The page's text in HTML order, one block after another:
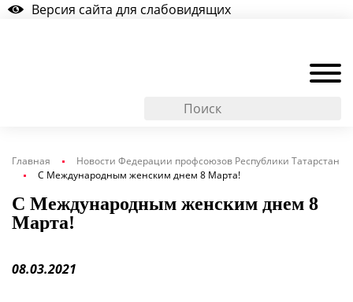
Версия сайта для слабовидящих
Главная
Новости Федерации профсоюзов Республики Татарстан
С Международным женским днем 8 Марта!
С Международным женским днем 8
Марта!
08.03.2021